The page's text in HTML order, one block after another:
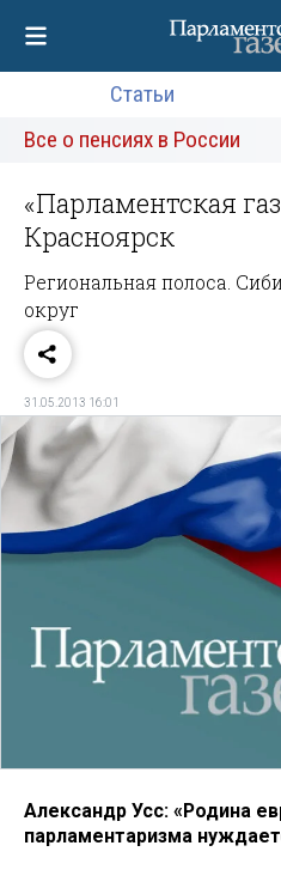
Статьи
Все о пенсиях в России
«Парламентская
Красноярск
Региональная полоса.
округ
31.05.2013 16:01
Александр Усс: «Родина
парламентаризма